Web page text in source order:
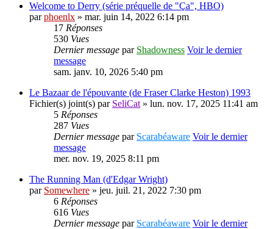
Welcome to Derry (série préquelle de "Ça", HBO)
parphoenlx » mar. juin 14, 2022 6:14 pm
17 Réponses
530 Vues
Dernier message par Shadowness Voir le dernier
message
sam. janv. 10, 2026 5:40 pm
Le Bazaar de l'épouvante (de Fraser Clarke Heston) 1993
Fichier(s) joint(s) par SeliCat» lun. nov. 17, 2025 11:41 am
5 Réponses
287 Vues
Dernier message par Scarabéaware Voir le dernier
message
mer. nov. 19, 2025 8:11 pm
The Running Man (d'Edgar Wright)
par Somewhere » jeu. juil. 21, 2022 7:30 pm
6 Réponses
616 Vues
Dernier message par Scarabéaware Voir le dernier